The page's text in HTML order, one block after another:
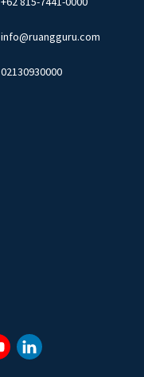
info@ruangguru.com
02130930000